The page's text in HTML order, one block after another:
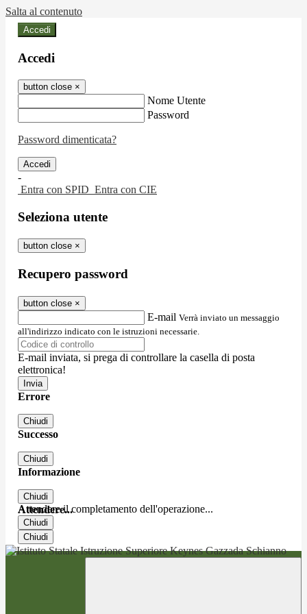
Salta al contenuto
Accedi
Accedi
button close ×
Nome Utente
Password
Password dimenticata?
-
Entra con SPID Entra con CIE
Seleziona utente
button close ×
Recupero password
button close ×
E-mail Verrà inviato un messaggio
all'indirizzo indicato con le istruzioni necessarie.
E-mail inviata, si prega di controllare la casella di posta
elettronica!
Errore
Chiudi
Successo
Chiudi
Informazione
Chiudi
Attendere...
Attendere il completamento dell'operazione...
Chiudi
Chiudi